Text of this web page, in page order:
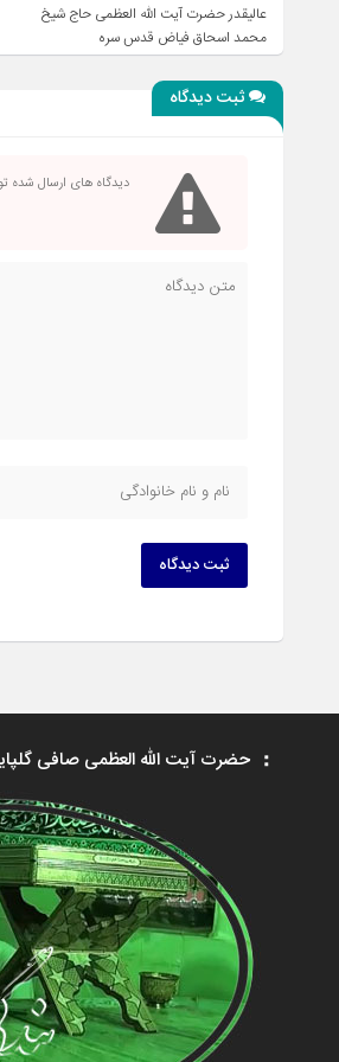
عالیقدر حضرت آیت الله العظمی حاج شیخ
محمد اسحاق فیاض قدس سره
ثبت دیدگاه
دیدگاه های ارسال شده
ثبت دیدگاه
حضرت آیت الله العظمی صافی